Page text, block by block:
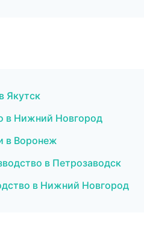
Якутск
в Нижний Новгород
в Воронеж
в Петрозаводск
в Нижний Новгород